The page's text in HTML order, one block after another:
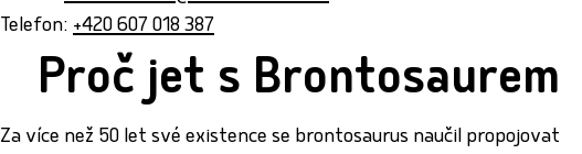
Telefon: +420 607 018 387
Proč jet s Brontosaurem
Za více než 50 let své existence se brontosaurus naučil propojovat